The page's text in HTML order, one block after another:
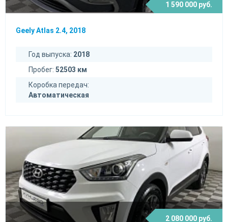
1 590 000 руб.
Geely Atlas 2.4, 2018
Год выпуска: 2018
Пробег: 52503 км
Коробка передач:
Автоматическая
2 080 000 руб.